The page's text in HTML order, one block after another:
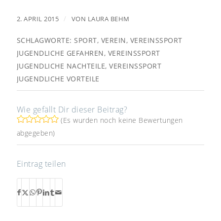
2. APRIL 2015 / VON LAURA BEHM
SCHLAGWORTE: SPORT, VEREIN, VEREINSSPORT
JUGENDLICHE GEFAHREN, VEREINSSPORT
JUGENDLICHE NACHTEILE,VEREINSSPORT
JUGENDLICHE VORTEILE
Wie gefällt Dir dieser Beitrag?
(Es wurden noch keine Bewertungen
abgegeben)
Eintrag teilen